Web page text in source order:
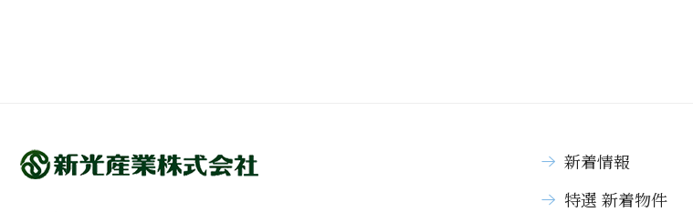
新着情報
特選 新着物件